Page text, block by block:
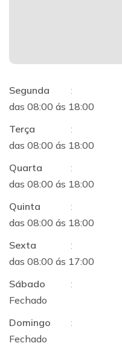
Segunda
:
das 08:00 ás 18:00
Terça
:
das 08:00 ás 18:00
Quarta
:
das 08:00 ás 18:00
Quinta
:
das 08:00 ás 18:00
Sexta
:
das 08:00 ás 17:00
Sábado
:
Fechado
Domingo
:
Fechado